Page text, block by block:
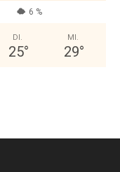
6 %
DI.
25°
MI.
29°